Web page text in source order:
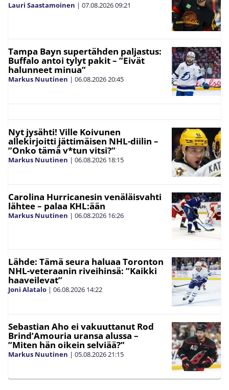
Lauri Saastamoinen | 07.08.202609:21
Tampa Bayn supertähden paljastus:
Buffalo antoi tylyt pakit – ”Eivät
halunneet minua”
Markus Nuutinen | 06.08.202620:45
Nyt jysähti! Ville Koivunen
allekirjoitti jättimäisen NHL-diilin –
”Onko tämä v*tun vitsi?”
Markus Nuutinen | 06.08.2026 18:15
Carolina Hurricanesin venäläisvahti
lähtee – palaa KHL:ään
Markus Nuutinen | 06.08.2026 16:26
Lähde: Tämä seura haluaa Toronton
NHL-veteraanin riveihinsä: ”Kaikki
haaveilevat”
Joni Alatalo | 06.08.2026 14:22
Sebastian Aho ei vakuuttanut Rod
Brind’Amouria uransa alussa –
”Miten hän oikein selviää?”
Markus Nuutinen | 05.08.202621:15